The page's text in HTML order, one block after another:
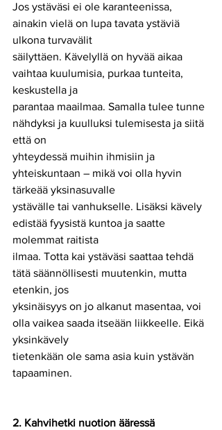
Jos ystäväsi ei ole karanteenissa,
ainakin vielä on lupa tavata ystäviä
ulkona turvavälit
säilyttäen. Kävelyllä on hyvää aikaa
vaihtaa kuulumisia, purkaa tunteita,
keskustella ja
parantaa maailmaa. Samalla tulee tunne
nähdyksi ja kuulluksi tulemisesta ja siitä
että on
yhteydessä muihin ihmisiin ja
yhteiskuntaan – mikä voi olla hyvin
tärkeää yksinasuvalle
ystävälle tai vanhukselle. Lisäksi kävely
edistää fyysistä kuntoa ja saatte
molemmat raitista
ilmaa. Totta kai ystäväsi saattaa tehdä
tätä säännöllisesti muutenkin, mutta
etenkin, jos
yksinäisyys on jo alkanut masentaa, voi
olla vaikea saada itseään liikkeelle. Eikä
yksinkävely
tietenkään ole sama asia kuin ystävän
tapaaminen.
2. Kahvihetki nuotion ääressä